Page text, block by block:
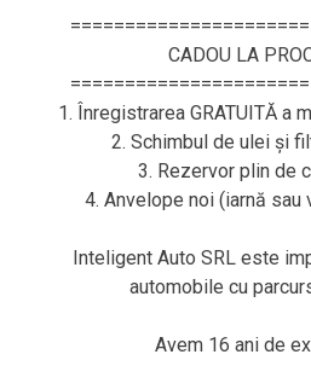
CADOU LA
1. Înregistrarea GRATUITĂ a
2. Schimbul de ulei și
3. Rezervor plin de
4. Anvelope noi (iarnă sau
Inteligent Auto SRL este
automobile cu
Avem 16 ani de